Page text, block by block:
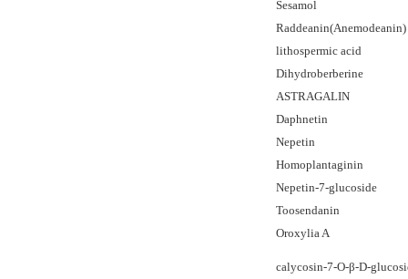
Sesamol
Raddeanin(Anemodeanin)
lithospermic acid
Dihydroberberine
ASTRAGALIN
Daphnetin
Nepetin
Homoplantaginin
Nepetin-7-glucoside
Toosendanin
Oroxylia A
calycosin-7-O-β-D-